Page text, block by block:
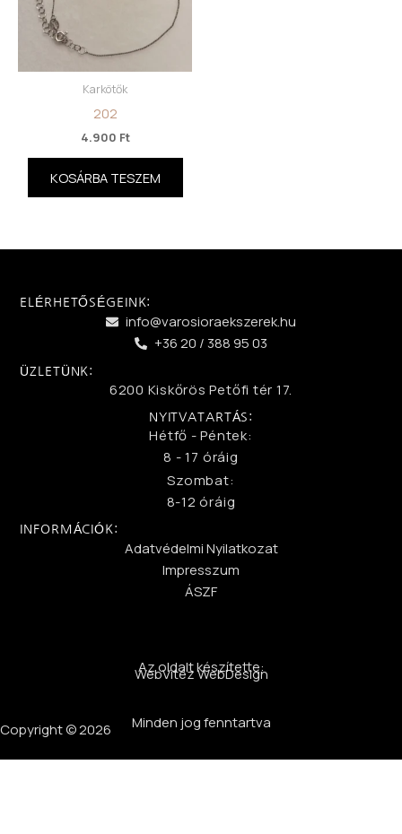
Karkötők
202
4.900 Ft
KOSÁRBA TESZEM
ELÉRHETŐSÉGEINK:
info@varosioraekszerek.hu
+36 20 / 388 95 03
ÜZLETÜNK:
6200 Kiskőrös Petőfi tér 17.
NYITVATARTÁS:
Hétfő - Péntek:
8 - 17 óráig
Szombat:
8-12 óráig
INFORMÁCIÓK:
Adatvédelmi Nyilatkozat
Impresszum
ÁSZF
Az oldalt készítette:
WebVitéz WebDesign
Minden jog fenntartva
Copyright © 2026